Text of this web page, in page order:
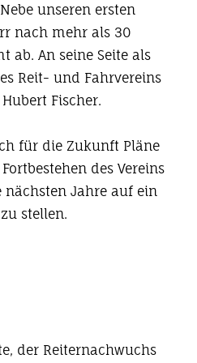
unseren ersten
nach mehr als 30
ab. An seine Seite als
Reit- und Fahrvereins
Fischer.
für die Zukunft Pläne
des Vereins
Jahre auf ein
stellen.
der Reiternachwuchs